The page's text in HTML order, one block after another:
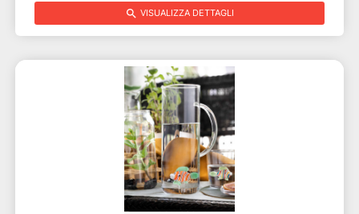
search VISUALIZZA DETTAGLI